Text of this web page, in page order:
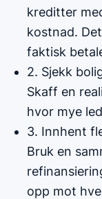
kreditter
kostnad.
faktisk
2. Sjekk
Skaff en
hvor mye
3. Innhent
Bruk en
opp mot